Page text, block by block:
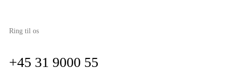
Ring til os
+45 31 9000 55